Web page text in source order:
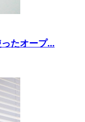
たオープ...